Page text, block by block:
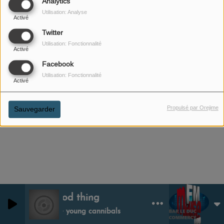
Activé
Utilisation: Analyse
Twitter
Activé
Utilisation: Fonctionnalité
Facebook
Activé
Utilisation: Fonctionnalité
Sauvegarder Propulsé par Orejime
Good thing
Fine young cannibals
0 0
Impossible d'afficher le flux RSS